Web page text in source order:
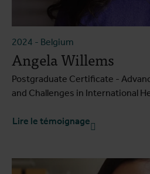
2024 - Belgium
Angela Willems
Postgraduate Certificate -
and Challenges in International
Lire le témoignage